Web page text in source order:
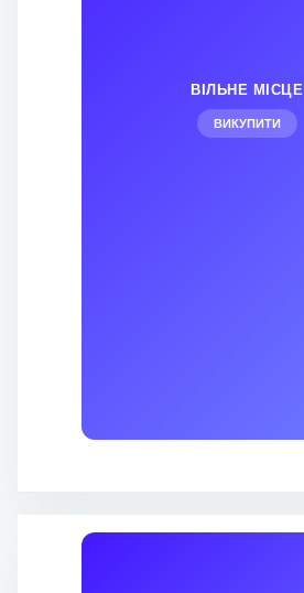
ВІЛЬНЕ МІСЦЕ
ВИКУПИТИ